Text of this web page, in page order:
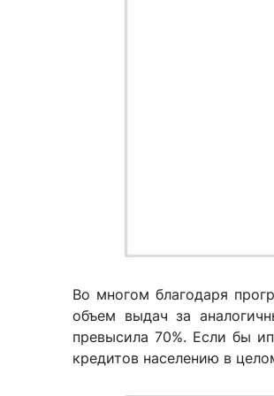
Во многом благодаря
объем выдач за
превысила 70%. Если бы
кредитов населению в